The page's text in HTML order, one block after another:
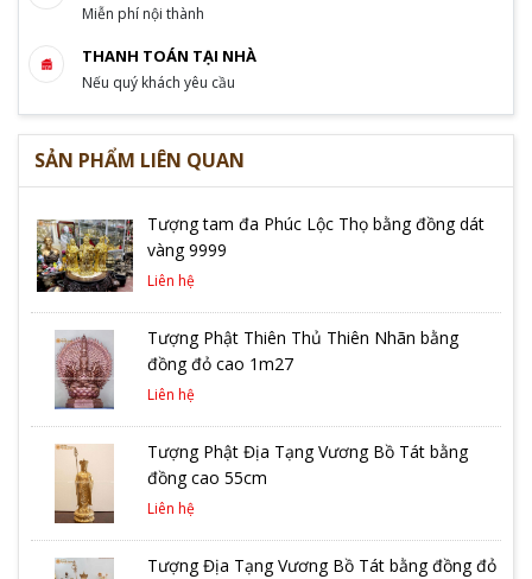
Miễn phí nội thành
THANH TOÁN TẠI NHÀ
Nếu quý khách yêu cầu
SẢN PHẨM LIÊN QUAN
Tượng tam đa Phúc Lộc Thọ bằng đồng dát
vàng 9999
Liên hệ
Tượng Phật Thiên Thủ Thiên Nhãn bằng
đồng đỏ cao 1m27
Liên hệ
Tượng Phật Địa Tạng Vương Bồ Tát bằng
đồng cao 55cm
Liên hệ
Tượng Địa Tạng Vương Bồ Tát bằng đồng đỏ